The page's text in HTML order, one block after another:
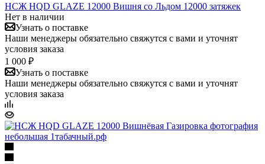
НСЖ HQD GLAZE 12000 Вишня со Льдом 12000 затяжек
Нет в наличии
Узнать о поставке
Наши менеджеры обязательно свяжутся с вами и уточнят
условия заказа
1 000 ₽
Узнать о поставке
Наши менеджеры обязательно свяжутся с вами и уточнят
условия заказа